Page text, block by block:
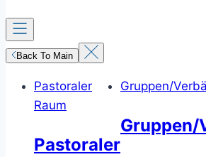
Back To Main
Pastoraler
Raum
Pastoraler
Gruppen/
Gruppen/